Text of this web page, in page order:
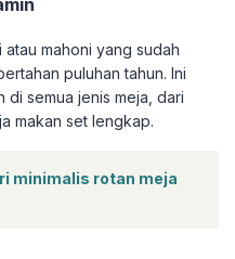
mahoni yang sudah
puluhan tahun. Ini
di semua jenis meja, dari
makan set lengkap.
minimalis rotan meja